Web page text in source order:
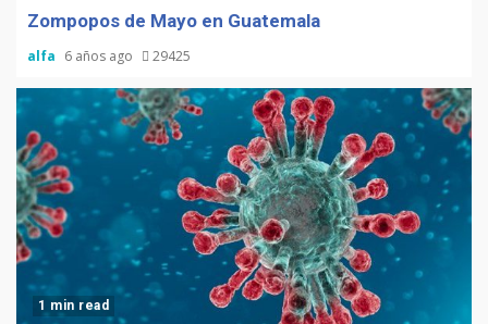
Zompopos de Mayo en Guatemala
alfa 6 años ago 29425
1 min read